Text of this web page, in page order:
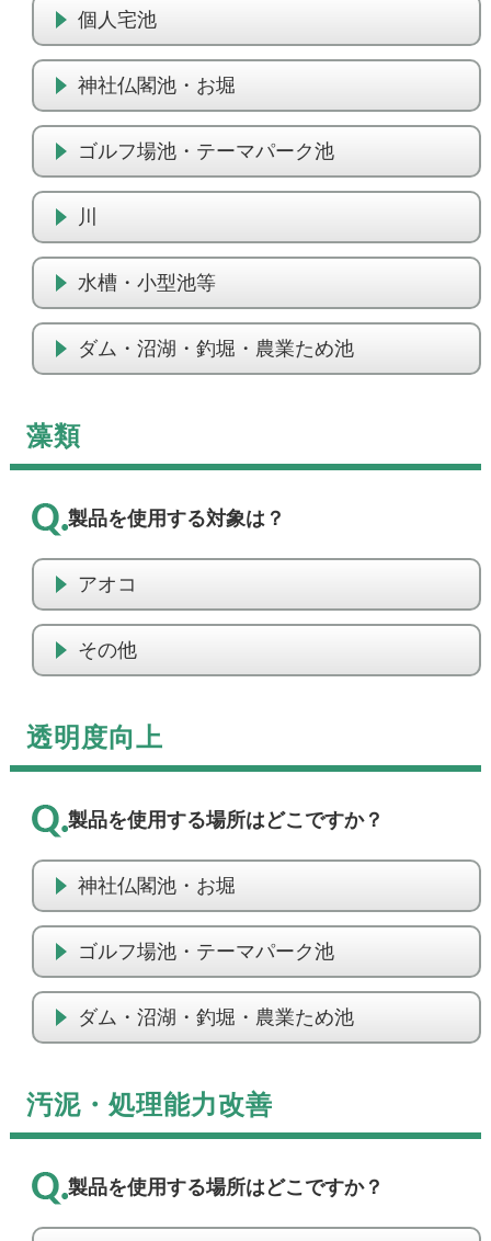
個人宅池
神社仏閣池・お堀
ゴルフ場池・テーマパーク池
川
水槽・小型池等
ダム・沼湖・釣堀・農業ため池
藻類
製品を使用する対象は？
アオコ
その他
透明度向上
製品を使用する場所はどこですか？
神社仏閣池・お堀
ゴルフ場池・テーマパーク池
ダム・沼湖・釣堀・農業ため池
汚泥・処理能力改善
製品を使用する場所はどこですか？